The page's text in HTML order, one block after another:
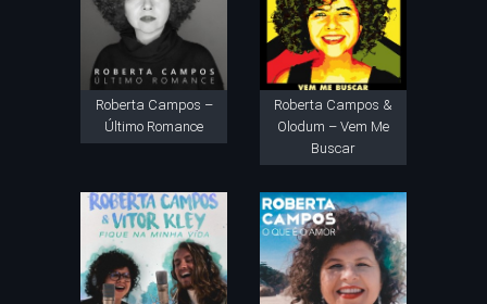
Roberta Campos –
Último Romance
Roberta Campos &
Olodum – Vem Me
Buscar